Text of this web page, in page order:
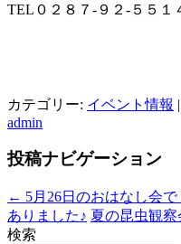
TEL０２８７-９２-５５１
カテゴリー: イベント情報
admin
投稿ナビゲーション
← 5月26日のおはなし会
ありました♪ 夏の昆虫観
検索